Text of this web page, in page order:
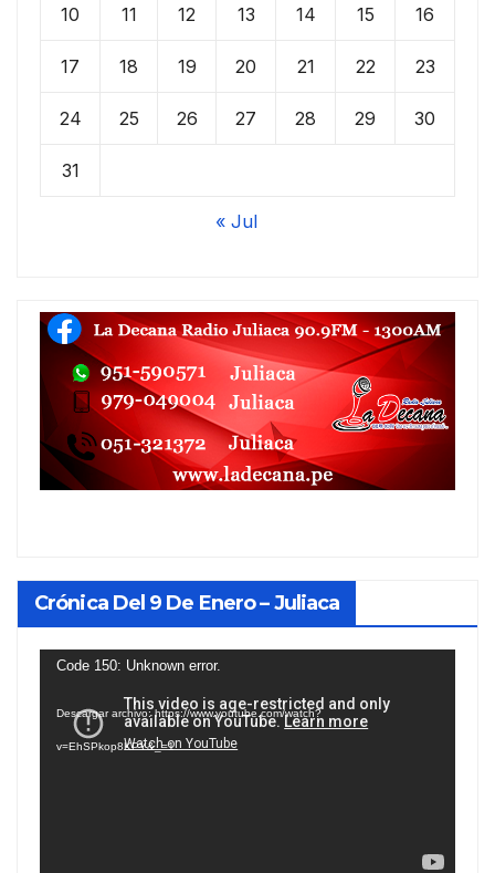
10 11 12 13 14 15 16
17 18 19 20 21 22 23
24 25 26 27 28 29 30
31
« Jul
Crónica Del 9 De Enero – Juliaca
Reproductor
vídeo
Code 150: Unknown error.
Descargar archivo: https://www.youtube.com/watch?
v=EhSPkop8KPY&_=1